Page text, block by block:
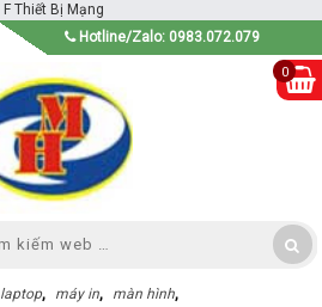
F Thiết Bị Mạng
Hotline/Zalo: 0983.072.079
laptop, máy in, màn hình,
0